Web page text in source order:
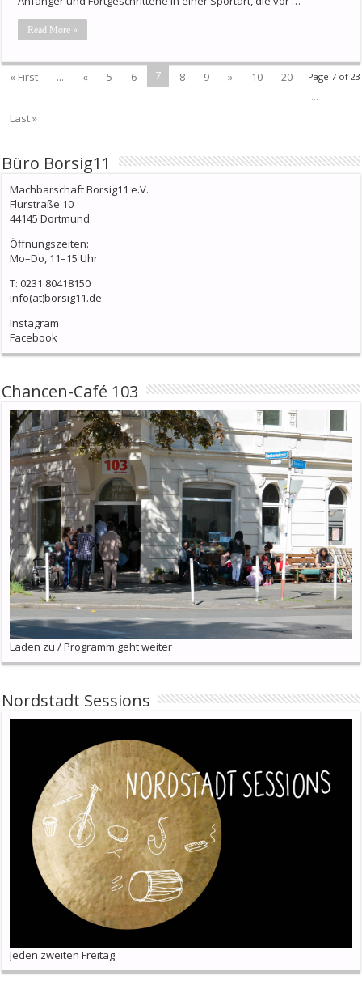
Read More »
Page 7 of 23
« First ... « 5 6 7 8 9 » 10
20
...
Last »
Büro Borsig11
Machbarschaft Borsig11 e.V.
Flurstraße 10
44145 Dortmund
Öffnungszeiten:
Mo–Do, 11–15 Uhr
T: 0231 80418150
info(at)borsig11.de
Instagram
Facebook
Chancen-Café 103
Laden zu / Programm geht weiter
Nordstadt Sessions
Jeden zweiten Freitag